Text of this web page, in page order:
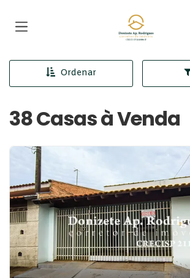
Página inicial
Ordenar
38 Casas à Venda